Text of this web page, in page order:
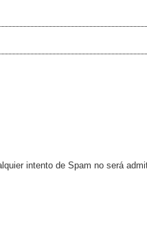
intento de Spam no será